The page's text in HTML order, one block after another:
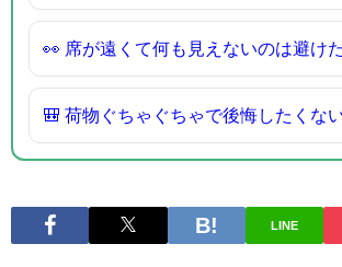
👀 席が遠くて何も見えないのは避け
🎒 荷物ぐちゃぐちゃで後悔したくな
LINE